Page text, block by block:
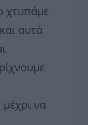
χτυπάμε
αυτά
να